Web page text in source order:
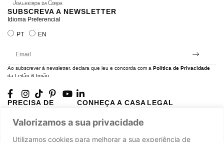
Valorizamos a sua privacidade
Utilizamos cookies para melhorar a sua experiência de
SUBSCREVA A NEWSLETTER
Idioma Preferencial
PT EN
Ao subscrever à newsletter, declara que leu e concorda com a Política de Privacidade
da Leitão & Irmão.
PRECISA DE
A minha conta
CONHEÇA A CASA
História
LEGAL